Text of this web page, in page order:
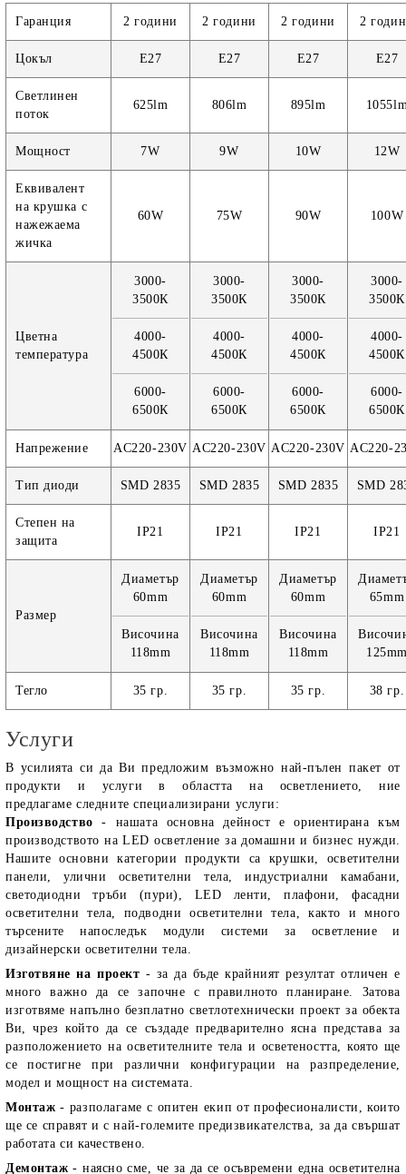
Гаранция 2 години 2 години 2 години 2
Цокъл E27 E27 E27 E27
Светлинен
поток
625lm 806lm 895lm
Мощност 7W 9W 10W 12W
Еквивалент
на крушка с
нажежаема
жичка
60W 75W 90W 100W
Цветна
температура
3000-
3500К
4000-
4500К
6000-
6500К
3000-
3500К
4000-
4500К
6000-
6500К
3000-
3500К
4000-
4500К
6000-
6500К
3000-
3500К
4000-
4500К
6000-
6500К
Напрежение AC220-230V AC220-230V AC220-230V AC220-
Тип диоди SMD 2835 SMD 2835 SMD 2835 SMD
Степен на
защита
IP21 IP21 IP21 IP21
Размер
Диаметър
60mm
Височина
118mm
Диаметър
60mm
Височина
118mm
Диаметър
60mm
Височина
118mm
65mm
Тегло 35 гр. 35 гр. 35 гр. 38 гр.
Услуги
В усилията си да Ви предложим възможно най-пълен пакет от
продукти и услуги в областта на осветлението, ние
предлагаме следните специализирани услуги:
Производство - нашата основна дейност е ориентирана към
производството на LED осветление за домашни и бизнес нужди.
Нашите основни категории продукти са крушки, осветителни
панели, улични осветителни тела, индустриални камабани,
светодиодни тръби (пури), LED ленти, плафони, фасадни
осветителни тела, подводни осветителни тела, както и много
търсените напоследък модули системи за осветление и
дизайнерски осветителни тела.
Изготвяне на проект - за да бъде крайният резултат отличен е
много важно да се започне с правилното планиране. Затова
изготвяме напълно безплатно светлотехнически проект за обекта
Ви, чрез който да се създаде предварително ясна представа за
разположението на осветителните тела и осветеността, която ще
се постигне при различни конфигурации на разпределение,
модел и мощност на системата.
Монтаж - разполагаме с опитен екип от професионалисти, които
ще се справят и с най-големите предизвикателства, за да свършат
работата си качествено.
Демонтаж - наясно сме, че за да се осъвремени една осветителна